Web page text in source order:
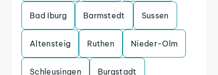
Bad Iburg Barmstedt Sussen
Altensteig Ruthen Nieder-Olm
Schleusingen Burgstadt